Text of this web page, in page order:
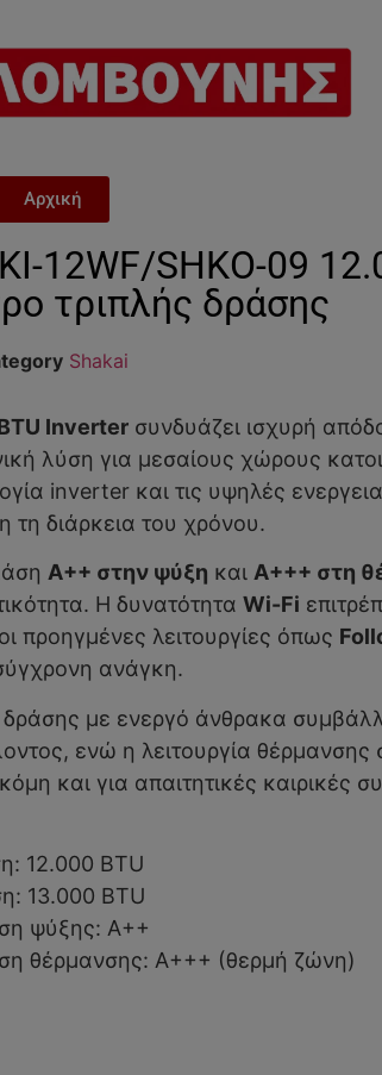
Αρχική
12WF/SΗKO-09
τριπλής δράσης
Shakai
Inverterσυνδυάζει ισχυρή
λύση για μεσαίους χώρους
inverter και τις υψηλές
τη διάρκεια του χρόνου.
A++ στην ψύξη και A+++ στη
Η δυνατότητα Wi-Fi
προηγμένες λειτουργίες όπως
ανάγκη.
δράσης με ενεργό άνθρακα
ενώ η λειτουργία
και για απαιτητικές καιρικές
12.000 BTU
13.000 BTU
ψύξης: A++
θέρμανσης: A+++ (θερμή ζώνη)